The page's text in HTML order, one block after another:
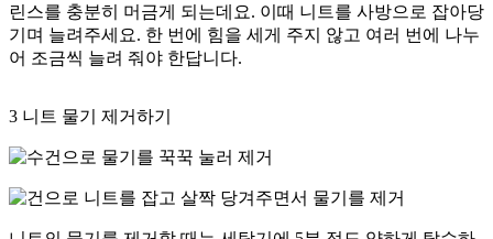
린스를 충분히 머금게 되는데요. 이때 니트를 사방으로 잡아당
기며 늘려주세요. 한 번에 힘을 세게 주지 않고 여러 번에 나누
어 조금씩 늘려 줘야 한답니다.
3 니트 물기 제거하기